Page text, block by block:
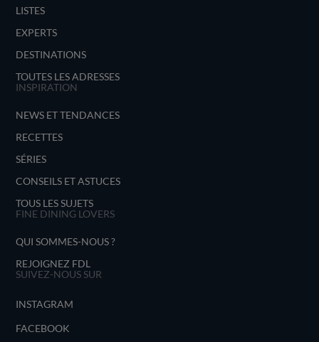
LISTES
EXPERTS
DESTINATIONS
TOUTES LES ADRESSES
INSPIRATION
NEWS ET TENDANCES
RECETTES
SÉRIES
CONSEILS ET ASTUCES
TOUS LES SUJETS
FINE DINING LOVERS
QUI SOMMES-NOUS ?
REJOIGNEZ FDL
SUIVEZ-NOUS SUR
INSTAGRAM
FACEBOOK